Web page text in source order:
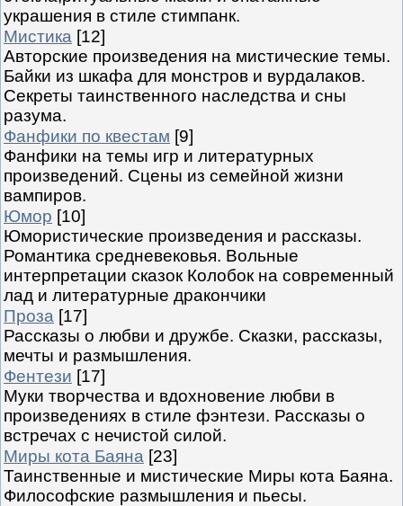
украшения в стиле стимпанк.
Мистика [12]
Авторские произведения на мистические темы.
Байки из шкафа для монстров и вурдалаков.
Секреты таинственного наследства и сны
разума.
Фанфики по квестам [9]
Фанфики на темы игр и литературных
произведений. Сцены из семейной жизни
вампиров.
Юмор [10]
Юмористические произведения и рассказы.
Романтика средневековья. Вольные
интерпретации сказок Колобок на современный
лад и литературные дракончики
Проза [17]
Рассказы о любви и дружбе. Сказки, рассказы,
мечты и размышления.
Фентези [17]
Муки творчества и вдохновение любви в
произведениях в стиле фэнтези. Рассказы о
встречах с нечистой силой.
Миры кота Баяна [23]
Таинственные и мистические Миры кота Баяна.
Философские размышления и пьесы.